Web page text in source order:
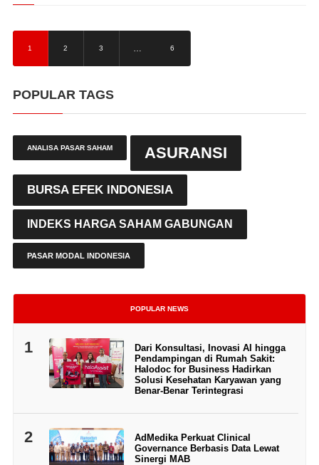
1 2 3 6
POPULAR TAGS
ANALISA PASAR SAHAM ASURANSI
BURSA EFEK INDONESIA
INDEKS HARGA SAHAM GABUNGAN
PASAR MODAL INDONESIA
POPULAR NEWS
1
Dari Konsultasi, Inovasi AI hingga
Pendampingan di Rumah Sakit:
Halodoc for Business Hadirkan
Solusi Kesehatan Karyawan yang
Benar-Benar Terintegrasi
2
AdMedika Perkuat Clinical
Governance Berbasis Data Lewat
Sinergi MAB